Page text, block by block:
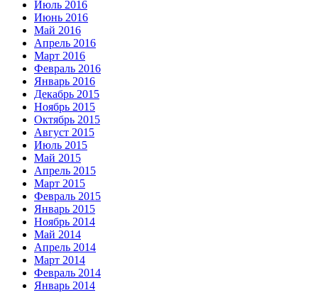
Июль 2016
Июнь 2016
Май 2016
Апрель 2016
Март 2016
Февраль 2016
Январь 2016
Декабрь 2015
Ноябрь 2015
Октябрь 2015
Август 2015
Июль 2015
Май 2015
Апрель 2015
Март 2015
Февраль 2015
Январь 2015
Ноябрь 2014
Май 2014
Апрель 2014
Март 2014
Февраль 2014
Январь 2014